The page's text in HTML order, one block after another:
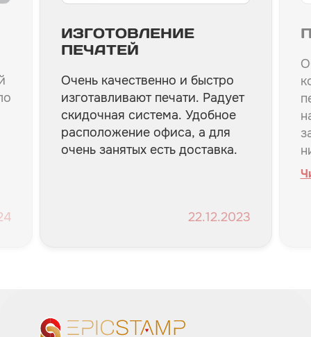
ИЗГОТОВЛЕНИЕ
ПЕЧАТЕЙ
Очень качественно и быстро
изготавливают печати. Радует
скидочная система. Удобное
расположение офиса, а для
очень занятых есть доставка.
22.12.2023